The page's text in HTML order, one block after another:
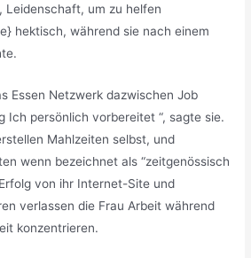
um zu helfen
hektisch, während sie nach einem
Essen Netzwerk dazwischen Job
Ich persönlich vorbereitet “, sagte sie.
Mahlzeiten selbst, und
wenn bezeichnet als “zeitgenössisch
von ihr Internet-Site und
verlassen die Frau Arbeit während
konzentrieren.